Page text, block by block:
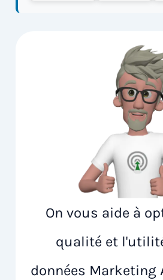
On vous aide à
qualité et
données Marketing